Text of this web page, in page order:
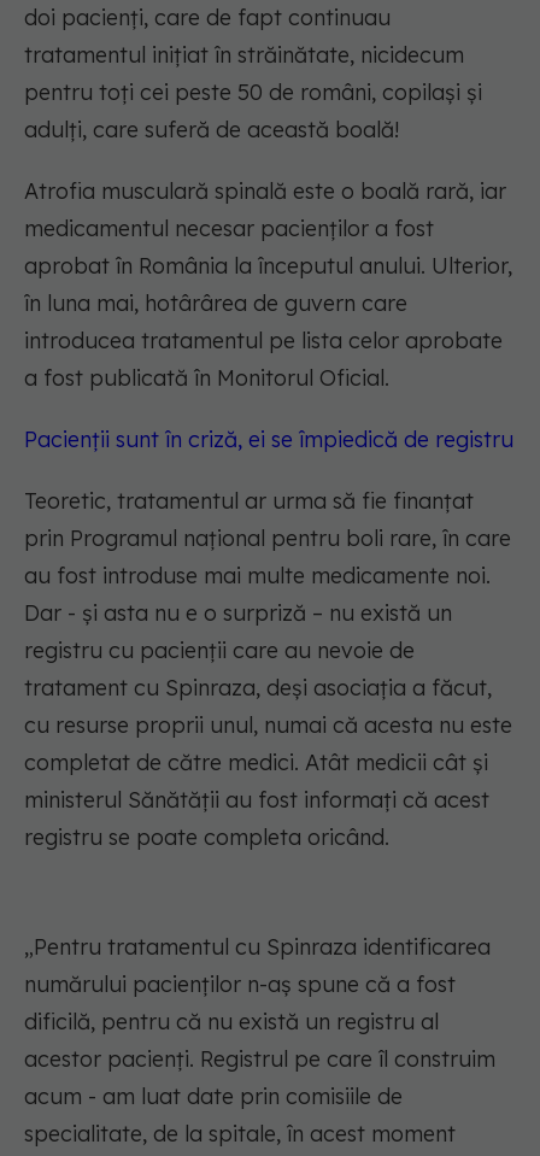
doi pacienți, care de fapt continuau
tratamentul inițiat în străinătate, nicidecum
pentru toți cei peste 50 de români, copilași și
adulți, care suferă de această boală!
Atrofia musculară spinală este o boală rară, iar
medicamentul necesar pacienților a fost
aprobat în România la începutul anului. Ulterior,
în luna mai, hotârârea de guvern care
introducea tratamentul pe lista celor aprobate
a fost publicată în Monitorul Oficial.
Pacienții sunt în criză, ei se împiedică de registru
Teoretic, tratamentul ar urma să fie finanțat
prin Programul naţional pentru boli rare, în care
au fost introduse mai multe medicamente noi.
Dar - și asta nu e o surpriză – nu există un
registru cu pacienții care au nevoie de
tratament cu Spinraza, deși asociația a făcut,
cu resurse proprii unul, numai că acesta nu este
completat de către medici. Atât medicii cât și
ministerul Sănătății au fost informați că acest
registru se poate completa oricând.
„Pentru tratamentul cu Spinraza identificarea
numărului pacienţilor n-aş spune că a fost
dificilă, pentru că nu există un registru al
acestor pacienţi. Registrul pe care îl construim
acum - am luat date prin comisiile de
specialitate, de la spitale, în acest moment